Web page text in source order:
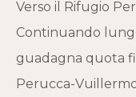
Verso il Rifugio
Continuando
guadagna quota
Perucca-